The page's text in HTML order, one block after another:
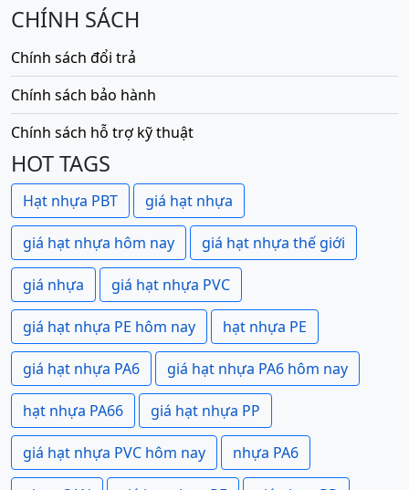
CHÍNH SÁCH
Chính sách đổi trả
Chính sách bảo hành
Chính sách hỗ trợ kỹ thuật
HOT TAGS
Hạt nhựa PBT giá hạt nhựa
giá hạt nhựa hôm nay giá hạt nhựa thế giới
giá nhựa giá hạt nhựa PVC
giá hạt nhựa PE hôm nay hạt nhựa PE
giá hạt nhựa PA6 giá hạt nhựa PA6 hôm nay
hạt nhựa PA66 giá hạt nhựa PP
giá hạt nhựa PVC hôm nay nhựa PA6